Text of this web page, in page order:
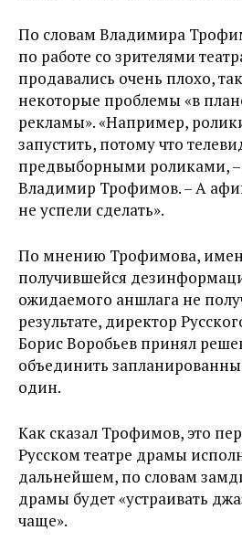
По словам Владимира
по работе со зрителями
продавались очень плохо,
некоторые проблемы «в
рекламы». «Например,
запустить, потому что
предвыборными роликами, –
Владимир Трофимов. – А
не успели сделать».
По мнению Трофимова,
получившейся
ожидаемого аншлага не
результате, директор
Борис Воробьев принял
объединить
один.
Как сказал Трофимов, это
Русском театре драмы
дальнейшем, по словам
драмы будет «устраивать
чаще».